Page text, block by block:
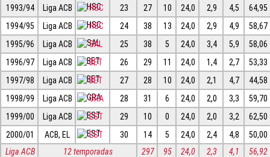
1993/94
Liga ACB HSC 23 27 10 24,0 2,9 4,5
64,95
1994/95
Liga ACB HSC 24 38 13 24,0 2,9 4,9
58,67
1995/96
Liga ACB SAL 25 38 5 24,0 3,4 5,9
58,06
1996/97
Liga ACB BET 26 29 11 24,0 1,4 2,7
53,33
1997/98
Liga ACB BET 27 28 10 24,0 2,1 4,7
44,58
1998/99
Liga ACB GRA 28 31 6 24,0 2,0 3,3
59,70
1999/00
Liga ACB EST 29 10 0 24,0 2,0 3,2
62,50
2000/01
ACB, EL EST 30 14 5 24,0 2,4 4,8
50,00
Liga ACB
12 temporadas 297 95 24,0 2,3 4,1
56,92